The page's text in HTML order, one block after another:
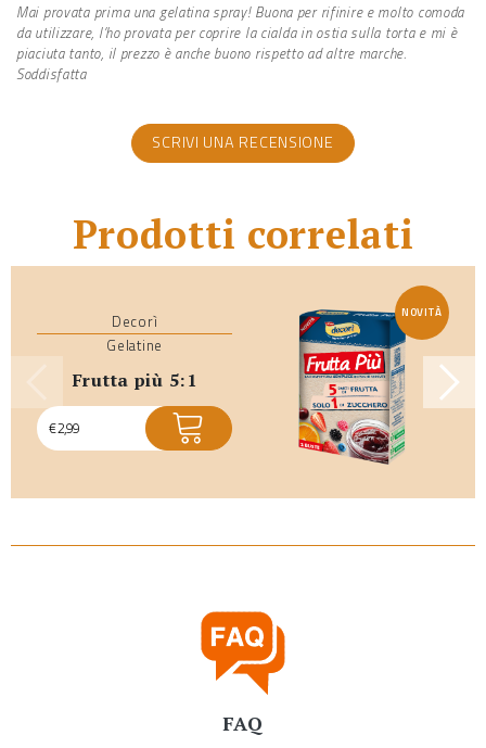
Mai provata prima una gelatina spray! Buona per rifinire e molto comoda
da utilizzare, l’ho provata per coprire la cialda in ostia sulla torta e mi è
piaciuta tanto, il prezzo è anche buono rispetto ad altre marche.
Soddisfatta
SCRIVI UNA RECENSIONE
Prodotti correlati
Decorì
Gelatine
frutta più 5:1
€2,99
NOVITÀ
FAQ